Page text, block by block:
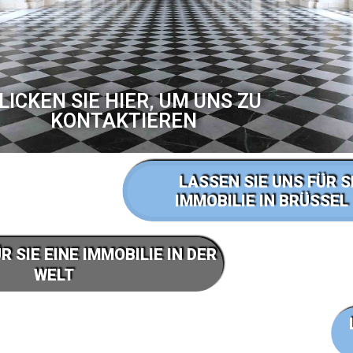
SIE HIER, UM UNS ZU
KONTAKTIEREN
KONTAKT US
LASSEN SIE UNS FÜR
IMMOBILIE IN BRÜSSEL
SIE EINE IMMOBILIE IN DER
WELT